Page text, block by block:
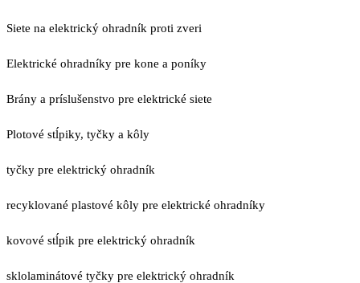
Siete na elektrický ohradník proti zveri
Elektrické ohradníky pre kone a poníky
Brány a príslušenstvo pre elektrické siete
Plotové stĺpiky, tyčky a kôly
tyčky pre elektrický ohradník
recyklované plastové kôly pre elektrické ohradníky
kovové stĺpik pre elektrický ohradník
sklolaminátové tyčky pre elektrický ohradník